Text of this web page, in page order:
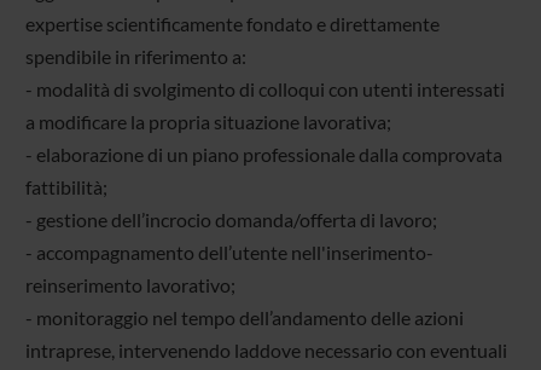
expertise scientificamente fondato e direttamente
spendibile in riferimento a:
- modalità di svolgimento di colloqui con utenti interessati
a modificare la propria situazione lavorativa;
- elaborazione di un piano professionale dalla comprovata
fattibilità;
- gestione dell’incrocio domanda/offerta di lavoro;
- accompagnamento dell’utente nell'inserimento-
reinserimento lavorativo;
- monitoraggio nel tempo dell’andamento delle azioni
intraprese, intervenendo laddove necessario con eventuali